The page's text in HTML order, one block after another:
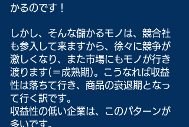
かるのです！
しかし、そんな儲かるモノは、競合社
も参入して来ますから、徐々に競争が
激しくなり、また市場にもモノが行き
渡ります(＝成熟期)。こうなれば収益
性は落ちて行き、商品の衰退期となっ
て行く訳です。
収益性の低い企業は、このパターンが
多いです。